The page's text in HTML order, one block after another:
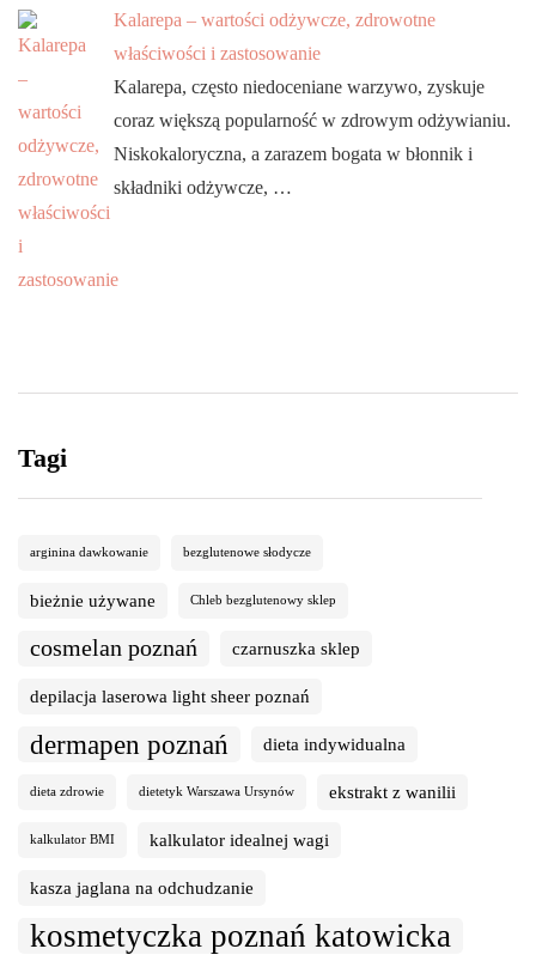
Kalarepa – wartości odżywcze, zdrowotne
właściwości i zastosowanie
Kalarepa, często niedoceniane warzywo, zyskuje
coraz większą popularność w zdrowym odżywianiu.
Niskokaloryczna, a zarazem bogata w błonnik i
składniki odżywcze, …
Tagi
arginina dawkowanie bezglutenowe słodycze
bieżnie używane Chleb bezglutenowy sklep
cosmelan poznań czarnuszka sklep
depilacja laserowa light sheer poznań
dermapen poznań dieta indywidualna
dieta zdrowie dietetyk Warszawa Ursynów ekstrakt z wanilii
kalkulator BMI kalkulator idealnej wagi
kasza jaglana na odchudzanie
kosmetyczka poznań katowicka